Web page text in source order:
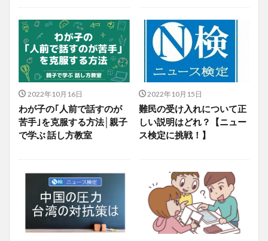
2022年10月16日
わが子の｢人前で話すのが
苦手｣を克服する方法│親子
で学ぶ 話し方教室
2022年10月15日
難民の受け入れについて正
しい説明はどれ？【ニュー
ス検定に挑戦！】